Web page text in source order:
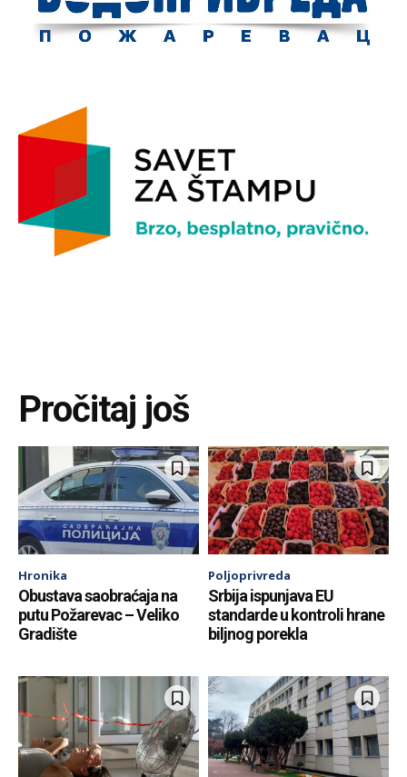
Pročitaj još
Hronika
Obustava saobraćaja na
putu Požarevac – Veliko
Gradište
Poljoprivreda
Srbija ispunjava EU
standarde u kontroli hrane
biljnog porekla